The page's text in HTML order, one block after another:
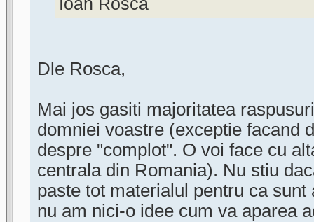
Ioan Rosca
Dle Rosca,
Mai jos gasiti majoritatea
domniei voastre (exceptie facand
despre "complot". O voi face cu
centrala din Romania). Nu stiu
paste tot materialul pentru ca
nu am nici-o idee cum va aparea